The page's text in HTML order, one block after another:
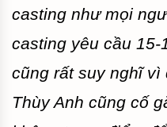
casting như mọi
casting yêu cầu 15-
cũng rất suy nghĩ vì
Thùy Anh cũng cố